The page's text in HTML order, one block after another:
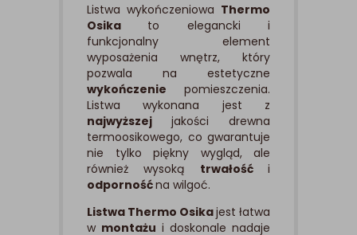
Listwa wykończeniowa Thermo
Osika to elegancki i
funkcjonalny element
wyposażenia wnętrz, który
pozwala na estetyczne
wykończenie pomieszczenia.
Listwa wykonana jest z
najwyższej jakości drewna
termoosikowego, co gwarantuje
nie tylko piękny wygląd, ale
również wysoką trwałośći
odpornośćna wilgoć.
Listwa Thermo Osikajest łatwa
w montażu i doskonale nadaje